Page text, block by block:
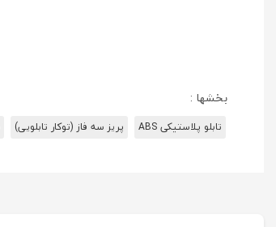
بخشها :
تابلو پلاستیکی ABS پریز سه فاز (توکار تابلویی)